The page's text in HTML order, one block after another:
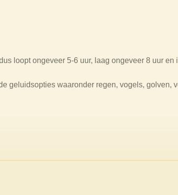
loopt ongeveer 5-6 uur, laag ongeveer 8 uur en
geluidsopties waaronder regen, vogels, golven,